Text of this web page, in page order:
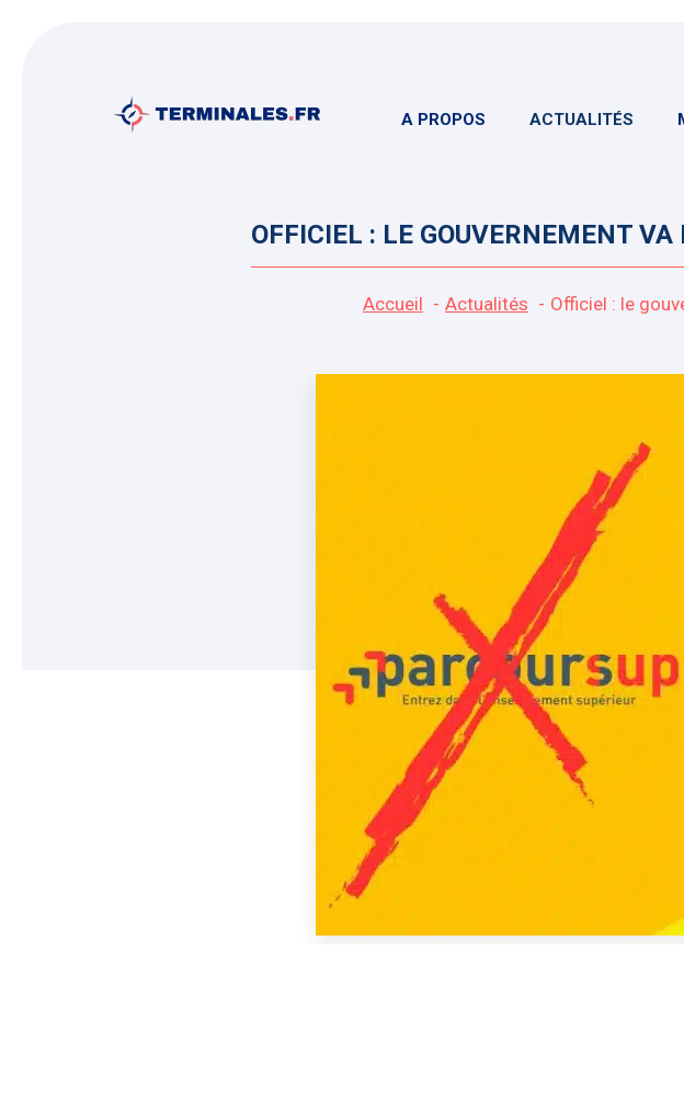
A PROPOS ACTUALITÉS
OFFICIEL : LE GOUVERNEMENT
Accueil Actualités Officiel : le